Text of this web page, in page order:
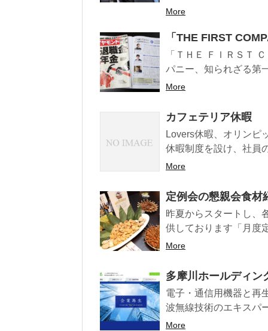
More
「THE FIRST
「ＴＨＥ ＦＩＲＳＴ
パニー、知られざる第
More
カフェテリア休暇
Lovers休暇、オリンピ
休暇制度を設け、社員
More
定例会の懇親会食材
昨夏からスタートし、
供しております「月度
More
多摩川ホールディン
電子・通信用機器と再
波無線技術のエキスパ
More